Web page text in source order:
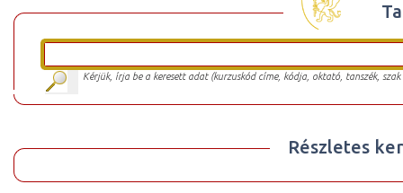
Kérjük, írja be a keresett adat (kurzuskód címe, kódja, oktató, tanszék,
Részletes